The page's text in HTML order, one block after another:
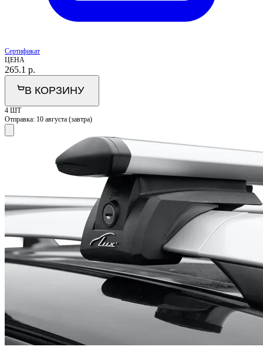
Сертификат
ЦЕНА
265.1 р.
В КОРЗИНУ
4 ШТ
Отправка: 10 августа (завтра)